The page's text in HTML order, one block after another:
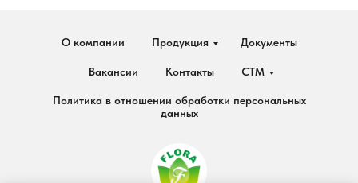
О компании Продукция Документы
Вакансии Контакты СТМ
Политика в отношении обработки персональных
данных